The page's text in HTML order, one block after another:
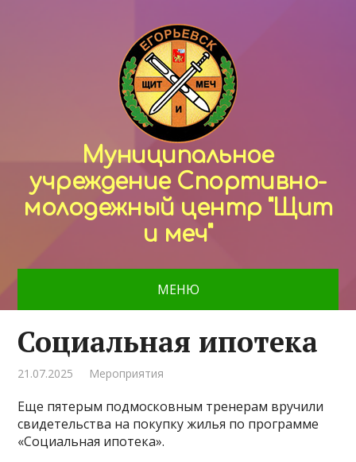
Муниципальное
учреждение Спортивно-
молодежный центр "Щит
и меч"
МЕНЮ
Социальная ипотека
21.07.2025 Мероприятия
Еще пятерым подмосковным тренерам вручили
свидетельства на покупку жилья по программе
«Социальная ипотека».